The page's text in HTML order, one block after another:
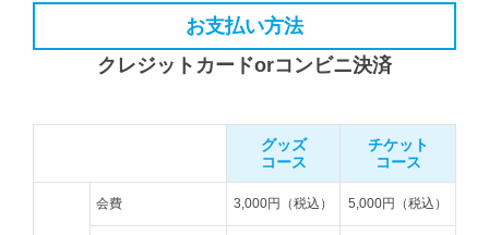
お支払い方法
クレジットカードorコンビニ決済
グッズ
コース
チケット
コース
会費 3,000円（税込） 5,000円（税込）